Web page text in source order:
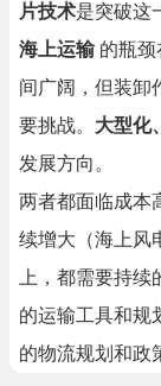
片技术是突破这
海上运输的瓶颈
间广阔，但装卸
要挑战。 大型化
发展方向。
两者都面临成本
续增大（海上风
上，都需要持
的运输工具和规
的物流规划和政